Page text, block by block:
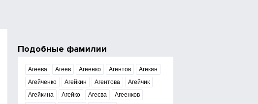
Подобные фамилии
Агеева Агеев Агеенко Агентов
Агекян
Агейченко
Агейкин Агентова
Агейчик
Агейкина
Агейко Агеєва
Агеенков